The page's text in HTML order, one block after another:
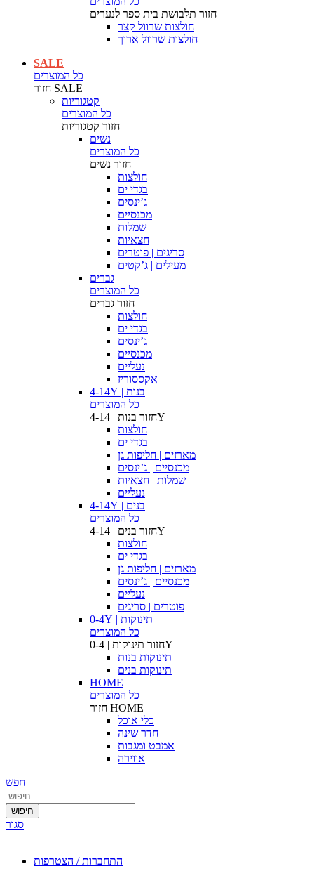
חזור תלבושת בית ספר לנערים
חולצות שרוול קצר
חולצות שרוול ארוך
SALE
כל המוצרים
חזור SALE
קטגוריות
כל המוצרים
חזור קטגוריות
נשים
כל המוצרים
חזור נשים
חולצות
בגדי ים
ג’ינסים
מכנסיים
שמלות
חצאיות
סריגים | פוטרים
מעילים | ג’קטים
גברים
כל המוצרים
חזור גברים
חולצות
בגדי ים
ג’ינסים
מכנסיים
נעליים
אקססוריז
בנות | 4-14Y
כל המוצרים
חזורבנות | 4-14Y
חולצות
בגדי ים
מארזים | חליפות גן
מכנסיים | ג’ינסים
שמלות | חצאיות
נעליים
בנים | 4-14Y
כל המוצרים
חזורבנים | 4-14Y
חולצות
בגדי ים
מארזים | חליפות גן
מכנסיים | ג’ינסים
נעליים
פוטרים | סריגים
תינוקות | 0-4Y
כל המוצרים
חזורתינוקות | 0-4Y
תינוקות בנות
תינוקות בנים
HOME
כל המוצרים
חזור HOME
כלי אוכל
חדר שינה
אמבט ומגבות
אווירה
חפש
חיפוש
סגור
התחברות / הצטרפות